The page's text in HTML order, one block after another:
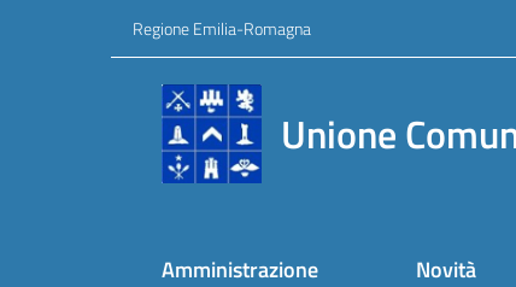
Vai al contenuto
Vai alla navigazioneRegione Emilia-Romagna
Unione
Amministrazione Novità